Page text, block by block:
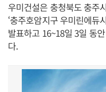
우미건설은 충청북도 충주
‘충주호암지구 우미린에듀
발표하고 16~18일 3일 동
다.